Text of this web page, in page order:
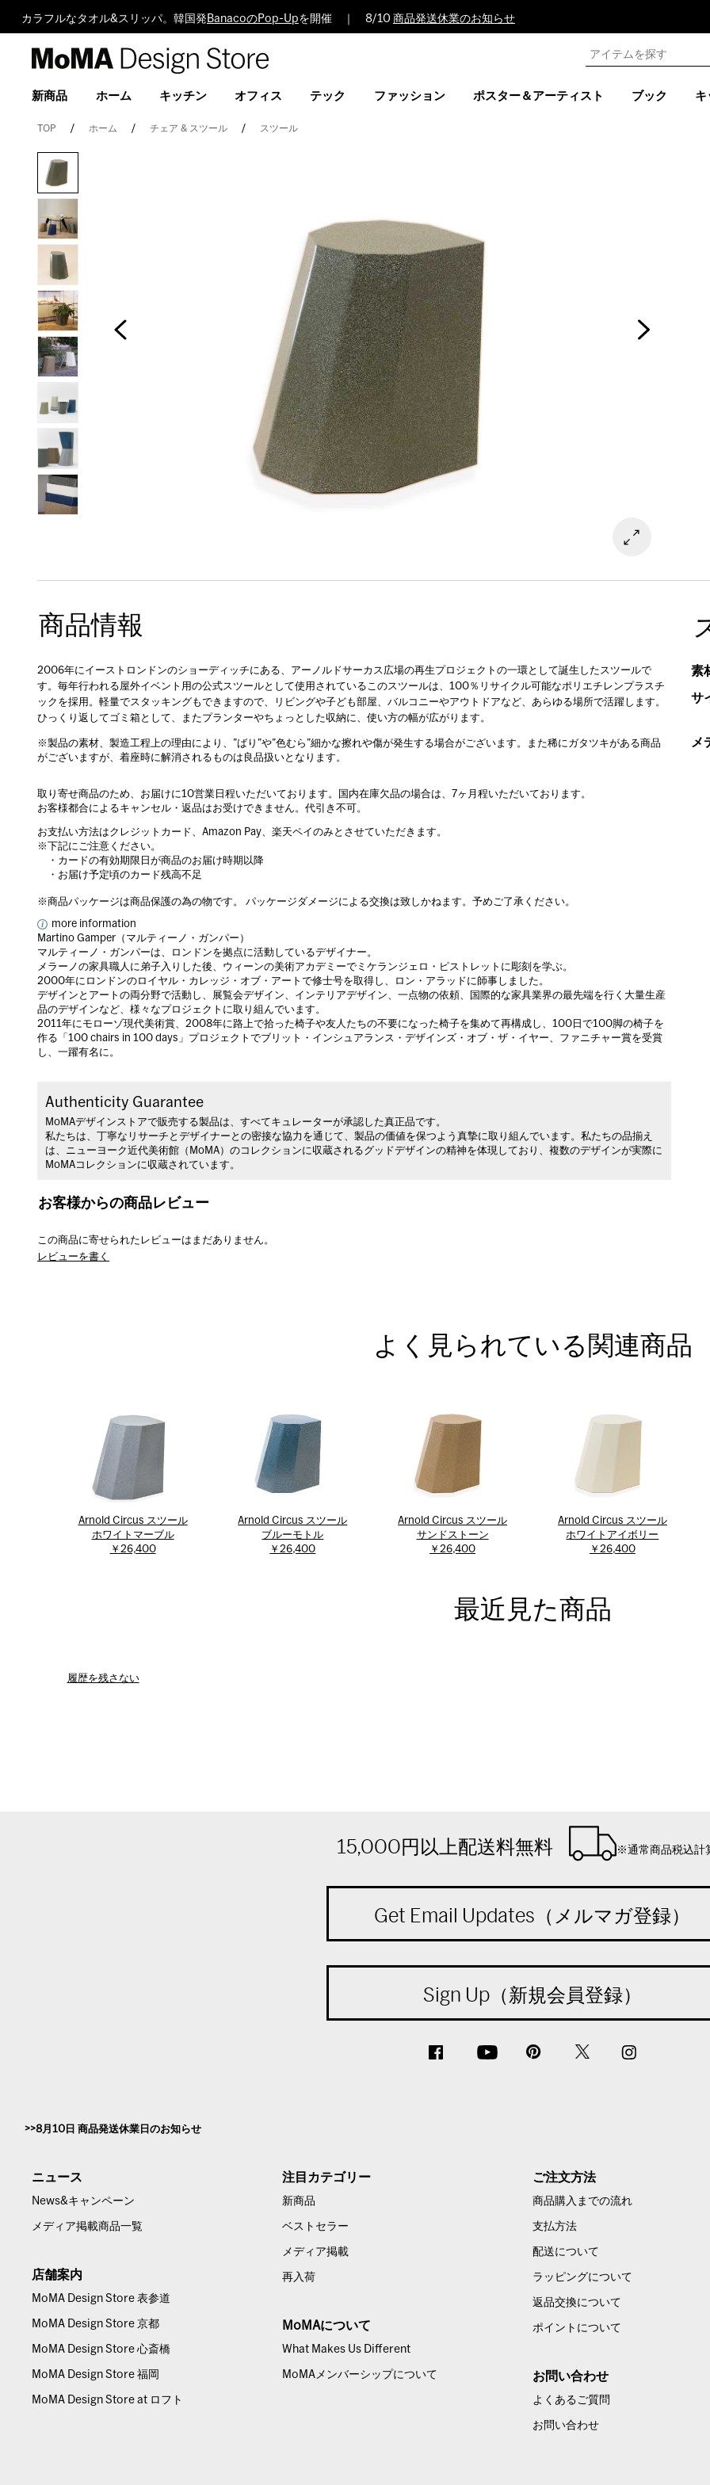
カラフルなタオル&スリッパ。韓国発 BanacoのPop-Upを開催 ｜ 8/10 商品発送休業のお知らせ
Design
新商品 ホーム キッチン オフィス テック ファッション ポスター＆アーティスト ブック キ
TOP ホーム チェア & スツール スツール
商品情報
2006年にイーストロンドンのショーディッチにある、アーノルドサーカス広場の再生プロジェクトの一環として誕生したスツールで
す。毎年行われる屋外イベント用の公式スツールとして使用されているこのスツールは、100％リサイクル可能なポリエチレンプラスチ
ックを採用。軽量でスタッキングもできますので、リビングや子ども部屋、バルコニーやアウトドアなど、あらゆる場所で活躍します。
ひっくり返してゴミ箱として、またプランターやちょっとした収納に、使い方の幅が広がります。
※製品の素材、製造工程上の理由により、”ばり”や”色むら”細かな擦れや傷が発生する場合がございます。また稀にガタツキがある商品
がございますが、着座時に解消されるものは良品扱いとなります。
取り寄せ商品のため、お届けに10営業日程いただいております。国内在庫欠品の場合は、7ヶ月程いただいております。
お客様都合によるキャンセル・返品はお受けできません。代引き不可。
お支払い方法はクレジットカード、Amazon Pay、楽天ペイのみとさせていただきます。
※下記にご注意ください。
・カードの有効期限日が商品のお届け時期以降
・お届け予定頃のカード残高不足
※商品パッケージは商品保護の為の物です。 パッケージダメージによる交換は致しかねます。予めご了承ください。
more information
Martino Gamper（マルティーノ・ガンパー）
マルティーノ・ガンパーは、ロンドンを拠点に活動しているデザイナー。
メラーノの家具職人に弟子入りした後、ウィーンの美術アカデミーでミケランジェロ・ピストレットに彫刻を学ぶ。
2000年にロンドンのロイヤル・カレッジ・オブ・アートで修士号を取得し、ロン・アラッドに師事しました。
デザインとアートの両分野で活動し、展覧会デザイン、インテリアデザイン、一点物の依頼、国際的な家具業界の最先端を行く大量生産
品のデザインなど、様々なプロジェクトに取り組んでいます。
2011年にモローゾ現代美術賞、2008年に路上で拾った椅子や友人たちの不要になった椅子を集めて再構成し、100日で100脚の椅子を
作る「100 chairs in 100 days」プロジェクトでブリット・インシュアランス・デザインズ・オブ・ザ・イヤー、ファニチャー賞を受賞
し、一躍有名に。
Authenticity Guarantee
MoMAデザインストアで販売する製品は、すべてキュレーターが承認した真正品です。
私たちは、丁寧なリサーチとデザイナーとの密接な協力を通じて、製品の価値を保つよう真摯に取り組んでいます。私たちの品揃え
は、ニューヨーク近代美術館（MoMA）のコレクションに収蔵されるグッドデザインの精神を体現しており、複数のデザインが実際に
MoMAコレクションに収蔵されています。
素
サ
メ
お客様からの商品レビュー
この商品に寄せられたレビューはまだありません。
レビューを書く
よく見られている関連商品
Arnold Circus スツール
ホワイトマーブル
￥26,400
Arnold Circus スツール
ブルーモトル
￥26,400
Arnold Circus スツール
サンドストーン
￥26,400
Arnold Circus スツール
ホワイトアイボリー
￥26,400
最近見た商品
履歴を残さない
15,000円以上配送料無料 ※通常商品税込計
Get Email Updates（メルマガ登録）
Sign Up（新規会員登録）
8月10日 商品発送休業日のお知らせ
ニュース
News&キャンペーン
メディア掲載商品一覧
店舗案内
MoMA Design Store 表参道
MoMA Design Store 京都
MoMA Design Store 心斎橋
MoMA Design Store 福岡
MoMA Design Store at ロフト
注目カテゴリー
新商品
ベストセラー
メディア掲載
再入荷
MoMAについて
What Makes Us Different
MoMAメンバーシップについて
ご注文方法
商品購入までの流れ
支払方法
配送について
ラッピングについて
返品交換について
ポイントについて
お問い合わせ
よくあるご質問
お問い合わせ